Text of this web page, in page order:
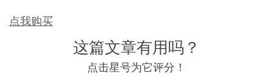
点我购买
这篇文章有用吗？
点击星号为它评分！